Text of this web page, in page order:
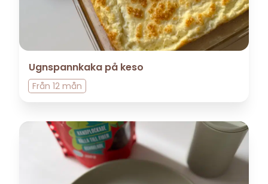
Ugnspannkaka på keso
Från 12 mån